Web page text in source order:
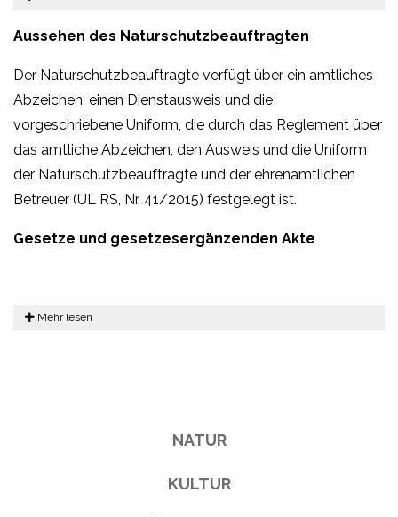
Aussehen des Naturschutzbeauftragten
Der Naturschutzbeauftragte verfügt über ein amtliches
Abzeichen, einen Dienstausweis und die
vorgeschriebene Uniform, die durch das Reglement über
das amtliche Abzeichen, den Ausweis und die Uniform
der Naturschutzbeauftragte und der ehrenamtlichen
Betreuer (UL RS, Nr. 41/2015) festgelegt ist.
Gesetze und gesetzesergänzenden Akte
Mehr lesen
NATUR
KULTUR